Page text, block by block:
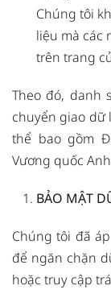
Chúng tôi
liệu mà các
trên trang
Theo đó, danh
chuyển giao dữ
thể bao gồm
Vương quốc
BẢO MẬT
Chúng tôi đã
để ngăn chặn
hoặc truy cập